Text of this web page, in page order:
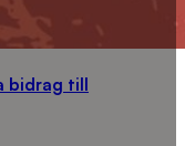
bidrag till